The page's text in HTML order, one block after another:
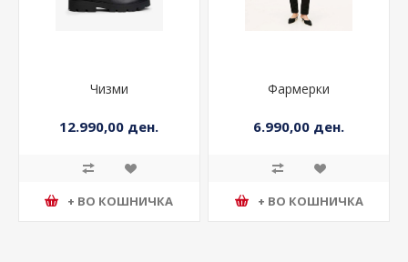
Чизми
12.990,00 ден.
+ ВО КОШНИЧКА
Фармерки
6.990,00 ден.
+ ВО КОШНИЧКА